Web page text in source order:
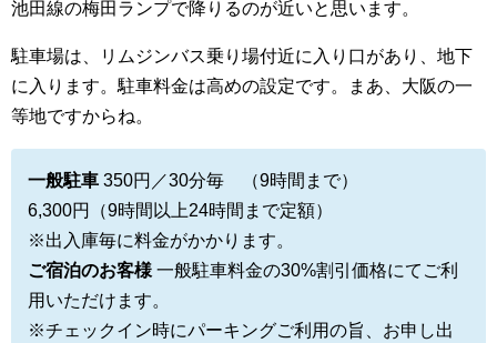
池田線の梅田ランプで降りるのが近いと思います。
駐車場は、リムジンバス乗り場付近に入り口があり、地下
に入ります。駐車料金は高めの設定です。まあ、大阪の一
等地ですからね。
一般駐車 350円／30分毎 （9時間まで）
6,300円（9時間以上24時間まで定額）
※出入庫毎に料金がかかります。
ご宿泊のお客様 一般駐車料金の30%割引価格にてご利
用いただけます。
※チェックイン時にパーキングご利用の旨、お申し出